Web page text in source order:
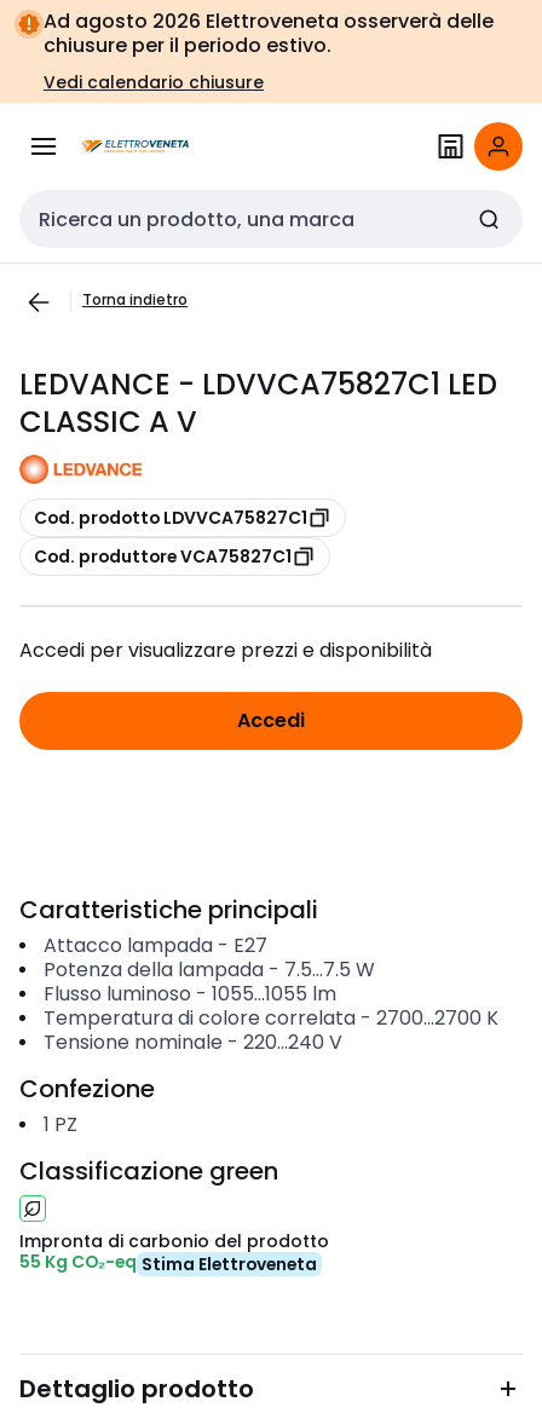
Vai alla
navigazione
Vai
alla
pagina
Ad agosto 2026 Elettroveneta osserverà delle
chiusure per il periodo estivo.
Vedi calendario chiusure
Cerca input
Torna indietro
LEDVANCE - LDVVCA75827C1 LED
CLASSIC A V
copia
Cod. prodotto LDVVCA75827C1
copia
Cod. produttore VCA75827C1
Accedi per visualizzare prezzi e disponibilità
Accedi
Caratteristiche principali
Attacco lampada- E27
Potenza della lampada- 7.5...7.5 W
Flusso luminoso - 1055...1055 lm
Temperatura di colore correlata- 2700...2700 K
Tensione nominale - 220...240 V
Confezione
1 PZ
Classificazione green
Impronta di carbonio del prodotto
55 Kg CO₂-eq Stima Elettroveneta
Dettaglio prodotto